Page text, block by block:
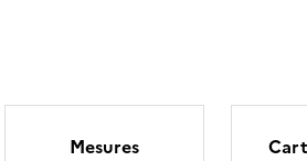
Mesures